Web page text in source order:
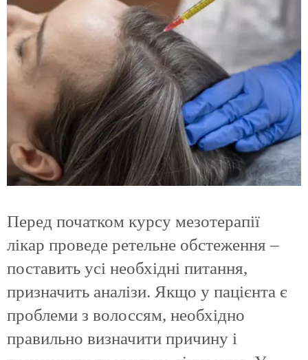
Перед початком курсу мезотерапії
лікар проведе ретельне обстеження –
поставить усі необхідні питання,
призначить аналізи. Якщо у пацієнта є
проблеми з волоссям, необхідно
правильно визначити причину і